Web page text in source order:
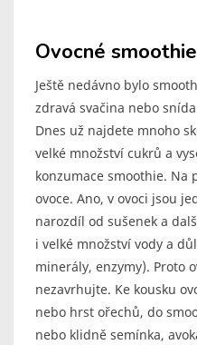
Ovocné smoothie
Ještě nedávno bylo
zdravá svačina nebo
Dnes už najdete mnoho
velké množství cukrů a
konzumace smoothie. Na
ovoce. Ano, v ovoci jsou
narozdíl od sušenek a
i velké množství vody a
minerály, enzymy). Proto
nezavrhujte. Ke kousku
nebo hrst ořechů, do
nebo klidně semínka,